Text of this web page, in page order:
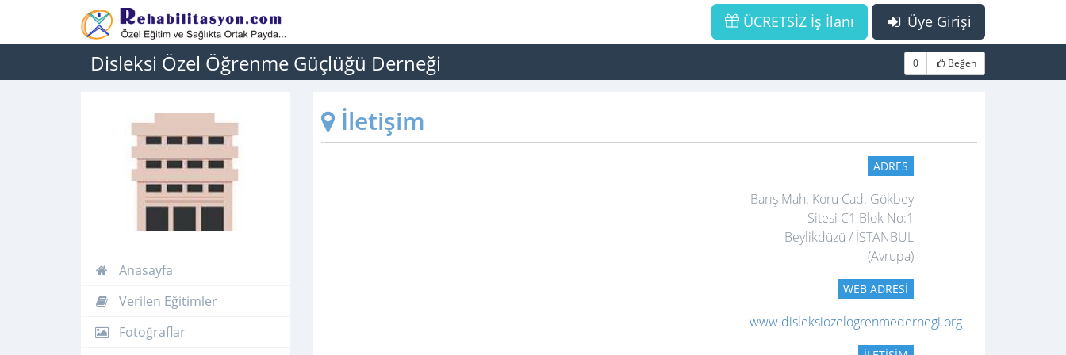
Üye Girişi
ÜCRETSİZ İş İlanı
Disleksi Özel Öğrenme Güçlüğü Derneği 0 Beğen
Anasayfa
Verilen Eğitimler
Fotoğraflar
İletişim
ADRES
Barış Mah. Koru Cad. Gökbey
Sitesi C1 Blok No:1
Beylikdüzü / İSTANBUL
(Avrupa)
WEB ADRESI
www.disleksiozelogrenmedernegi.org